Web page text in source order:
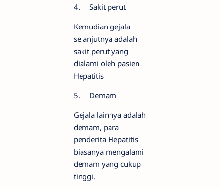
4.
Sakit perut
Kemudian gejala
selanjutnya adalah
sakit perut yang
dialami oleh pasien
Hepatitis
5.
Demam
Gejala lainnya adalah
demam, para
penderita Hepatitis
biasanya mengalami
demam yang cukup
tinggi.